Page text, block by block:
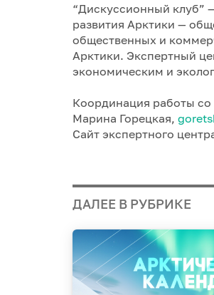
“Дискуссионный клуб”
развития Арктики —
общественных и
Арктики. Экспертный
экономическим и
Координация работы
Марина Горецкая,
Сайт экспертного
ДАЛЕЕ В РУБРИКЕ